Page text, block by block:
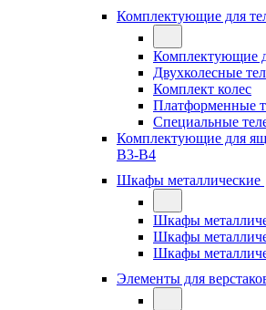
Комплектующие для
Комплектующие
Двухколесные
Комплект колес
Платформенные
Специальные
Комплектующие для
В3-В4
Шкафы металлические
Шкафы
Шкафы
Шкафы
Элементы для